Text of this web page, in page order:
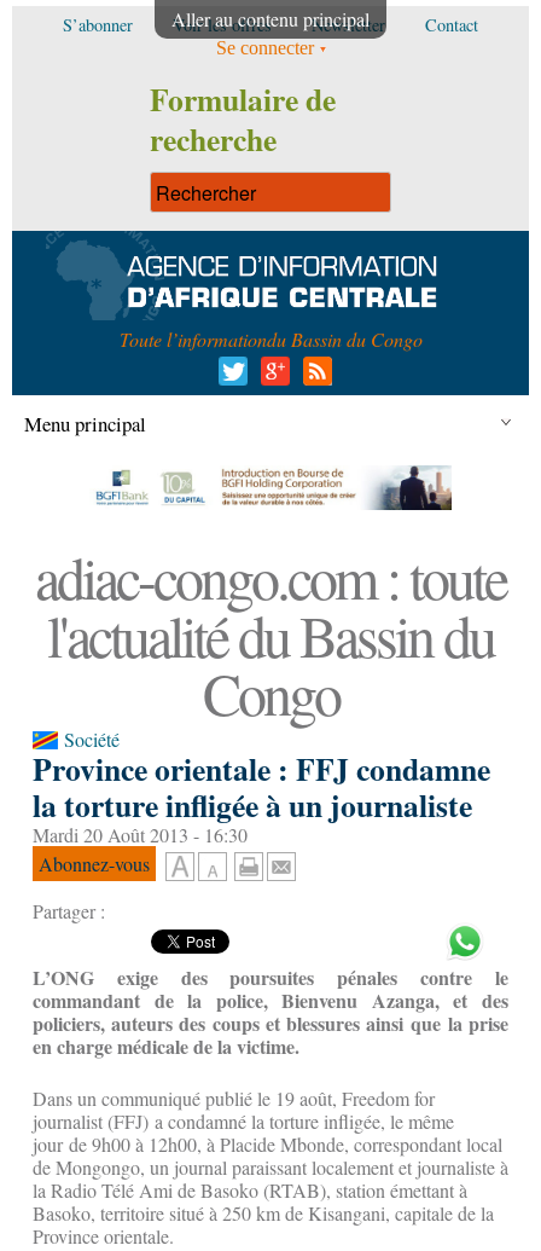
Aller au contenu principal
S’abonner Voir les offres Newsletter Contact
Se connecter
Formulaire de
recherche
Toute l’informationdu Bassin du Congo
Menu principal
adiac-congo.com : toute
l'actualité du Bassin du
Congo
Société
Province orientale : FFJ condamne
la torture infligée à un journaliste
Mardi 20 Août 2013 - 16:30
Abonnez-vous
Partager :
L’ONG exige des poursuites pénales contre le
commandant de la police, Bienvenu Azanga, et des
policiers, auteurs des coups et blessures ainsi que la prise
en charge médicale de la victime.
Dans un communiqué publié le 19 août, Freedom for
journalist (FFJ) a condamné la torture infligée, le même
jour de 9h00 à 12h00, à Placide Mbonde, correspondant local
de Mongongo, un journal paraissant localement et journaliste à
la Radio Télé Ami de Basoko (RTAB), station émettant à
Basoko, territoire situé à 250 km de Kisangani, capitale de la
Province orientale.